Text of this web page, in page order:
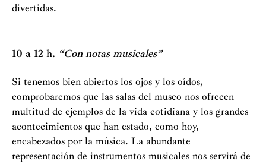
divertidas.
10 a 12 h. “Con notas musicales”
Si tenemos bien abiertos los ojos y los oídos,
comprobaremos que las salas del museo nos ofrecen
multitud de ejemplos de la vida cotidiana y los grandes
acontecimientos que han estado, como hoy,
encabezados por la música. La abundante
representación de instrumentos musicales nos servirá de